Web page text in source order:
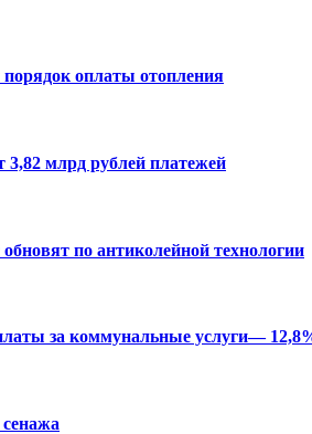
оплаты отопления
млрд рублей платежей
по антиколейной технологии
за коммунальные услуги—